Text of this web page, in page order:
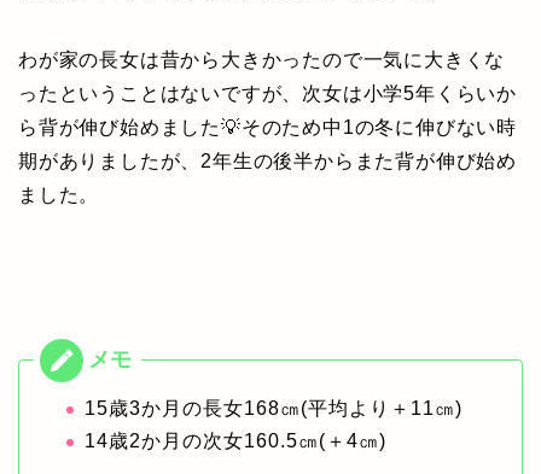
わが家の長女は昔から大きかったので一気に大きくな
ったということはないですが、次女は小学5年くらいか
ら背が伸び始めました💡そのため中1の冬に伸びない時
期がありましたが、2年生の後半からまた背が伸び始め
ました。
15歳3か月の長女168㎝(平均より＋11㎝)
14歳2か月の次女160.5㎝(＋4㎝)